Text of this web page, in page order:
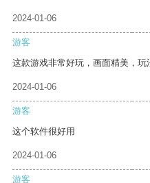
2024-01-06
游客
这款游戏非常好玩，画面精美，玩
2024-01-06
游客
这个软件很好用
2024-01-06
游客